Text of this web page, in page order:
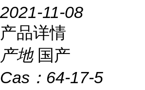
2021-11-08
产品详情
产地 国产
Cas： 64-17-5